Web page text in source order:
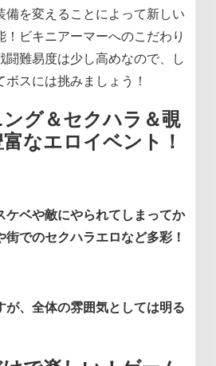
備を変えることによって新しい
ビキニアーマーへのこだわり
闘難易度は少し高めなので、し
スには挑みましょう！
グ＆セクハラ＆覗
なエロイベント！
ケベや敵にやられてしまってか
でのセクハラエロなど多彩！
が、全体の雰囲気としては明る